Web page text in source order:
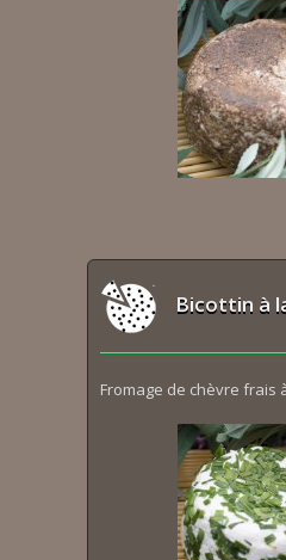
Bicottin à
Fromage de chèvre frais